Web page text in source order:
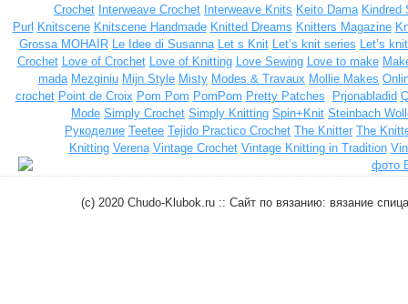
Crochet Interweave Crochet Interweave Knits Keito Dama Kindred
Purl Knitscene Knitscene Handmade Knitted Dreams Knitters Magazine
Grossa MOHAIR Le Idee di Susanna Let s Knit Let’s knit series Let’s
Crochet Love of Crochet Love of Knitting Love Sewing Love to make
mada Mezginiu Mijn Style Misty Modes & Travaux Mollie Makes
crochet Point de Croix Pom Pom PomPom Pretty Patches Prjonabladid
Mode Simply Crochet Simply Knitting Spin+Knit Steinbach
Рукоделие Teetee Tejido Practico Crochet The Knitter The
Knitting Verena Vintage Crochet Vintage Knitting in Tradition
(c) 2020 Chudo-Klubok.ru :: Сайт по вязанию: вязание